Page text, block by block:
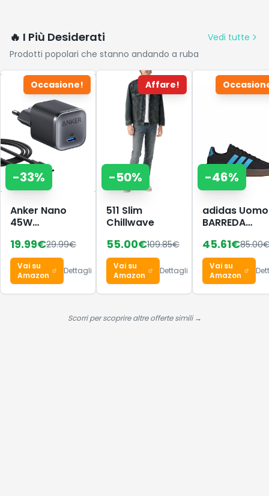
🔥 I Più Desiderati
Vedi tutte
Prodotti popolari che stanno andando a ruba
Occasione!
-33%
Anker Nano
45W
USB-C
compatto e
pieghevole
19.99€29.99€
Vai su
Amazon
Dettagli
Affare!
-50%
511 Slim
Chillwave
55.00€109.85€
Vai su
Amazon
Dettagli
-46%
adidas Uomo
BARREDA
Core
Black/Lucid
38 EU
45.61€85.00
Vai su
Amazon
Scorri per scoprire altre offerte simili →